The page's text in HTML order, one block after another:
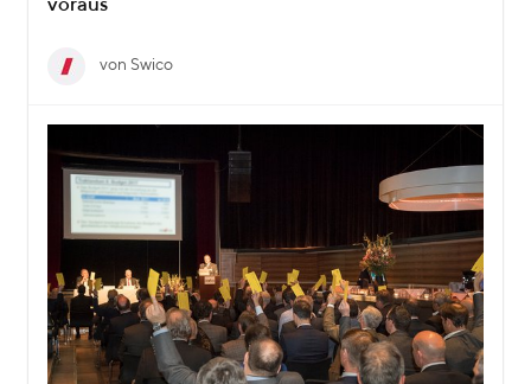
voraus
von Swico